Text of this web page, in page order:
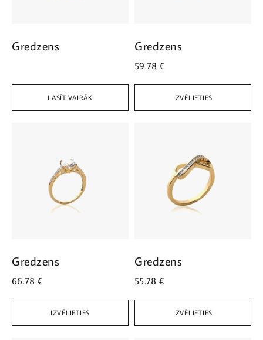
LASĪT VAIRĀK
Gredzens
IZVĒLIETIES
Gredzens
59.78 €
IZVĒLIETIES
Gredzens
66.78 €
IZVĒLIETIES
Gredzens
55.78 €